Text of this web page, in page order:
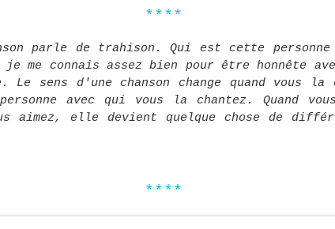
****
parle de trahison. Qui est cette
me connais assez bien pour être honnête
sens d'une chanson change quand vous la
avec qui vous la chantez. Quand
aimez, elle devient quelque chose de
****